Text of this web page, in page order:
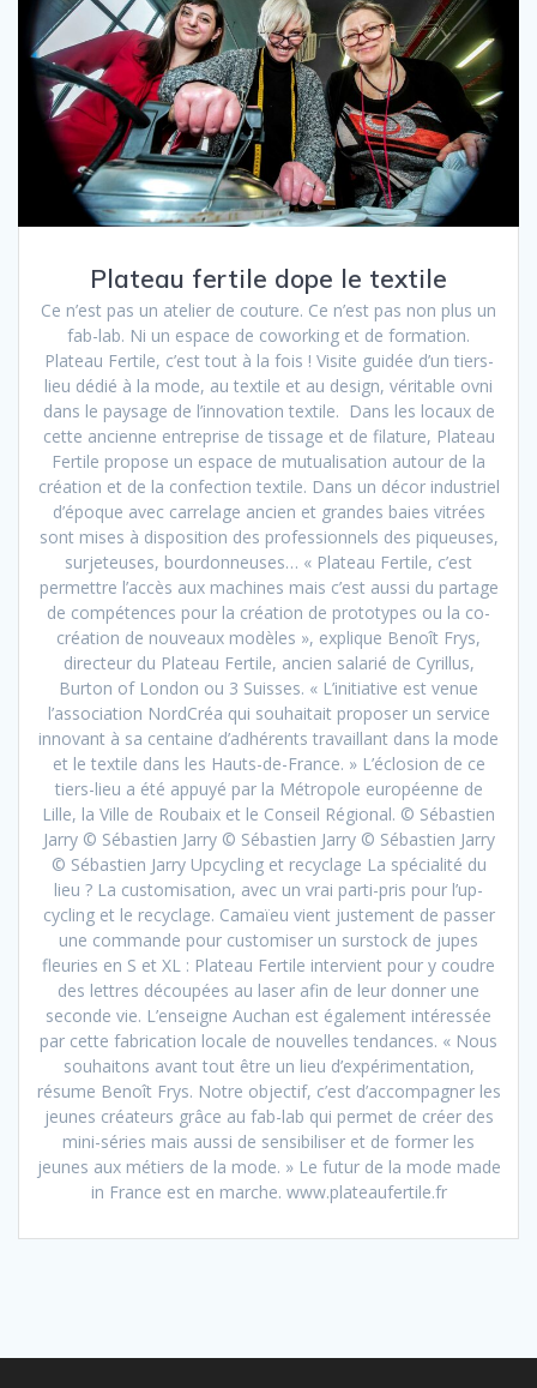
Plateau fertile dope le textile
Ce n’est pas un atelier de couture. Ce n’est pas non plus un
fab-lab. Ni un espace de coworking et de formation.
Plateau Fertile, c’est tout à la fois ! Visite guidée d’un tiers-
lieu dédié à la mode, au textile et au design, véritable ovni
dans le paysage de l’innovation textile. Dans les locaux de
cette ancienne entreprise de tissage et de filature, Plateau
Fertile propose un espace de mutualisation autour de la
création et de la confection textile. Dans un décor industriel
d’époque avec carrelage ancien et grandes baies vitrées
sont mises à disposition des professionnels des piqueuses,
surjeteuses, bourdonneuses… « Plateau Fertile, c’est
permettre l’accès aux machines mais c’est aussi du partage
de compétences pour la création de prototypes ou la co-
création de nouveaux modèles », explique Benoît Frys,
directeur du Plateau Fertile, ancien salarié de Cyrillus,
Burton of London ou 3 Suisses. « L’initiative est venue
l’association NordCréa qui souhaitait proposer un service
innovant à sa centaine d’adhérents travaillant dans la mode
et le textile dans les Hauts-de-France. » L’éclosion de ce
tiers-lieu a été appuyé par la Métropole européenne de
Lille, la Ville de Roubaix et le Conseil Régional. © Sébastien
Jarry © Sébastien Jarry © Sébastien Jarry © Sébastien Jarry
© Sébastien Jarry Upcycling et recyclage La spécialité du
lieu ? La customisation, avec un vrai parti-pris pour l’up-
cycling et le recyclage. Camaïeu vient justement de passer
une commande pour customiser un surstock de jupes
fleuries en S et XL : Plateau Fertile intervient pour y coudre
des lettres découpées au laser afin de leur donner une
seconde vie. L’enseigne Auchan est également intéressée
par cette fabrication locale de nouvelles tendances. « Nous
souhaitons avant tout être un lieu d’expérimentation,
résume Benoît Frys. Notre objectif, c’est d’accompagner les
jeunes créateurs grâce au fab-lab qui permet de créer des
mini-séries mais aussi de sensibiliser et de former les
jeunes aux métiers de la mode. » Le futur de la mode made
in France est en marche. www.plateaufertile.fr